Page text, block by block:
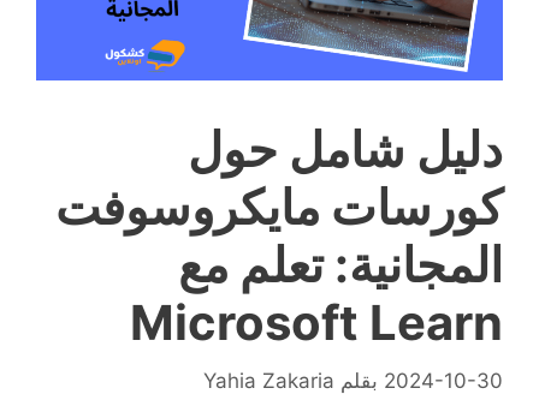
دليل شامل حول
كورسات مايكروسوفت
المجانية: تعلم مع
Microsoft Learn
2024-10-30 بقلم Yahia Zakaria